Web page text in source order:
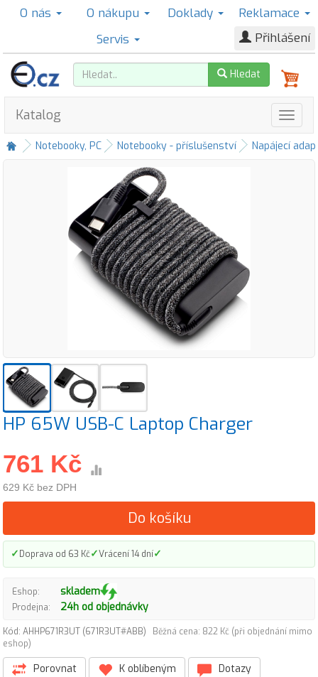
O nás O nákupu Doklady
Reklamace
Servis
Přihlášení
Hledat
Katalog
Notebooky, PC Notebooky - příslušenství Napájecí
HP 65W USB-C Laptop Charger
761 Kč
629 Kč bez DPH
Do košíku
✓Doprava od 63 Kč✓Vrácení 14 dní✓
Eshop: skladem
Prodejna: 24h od objednávky
Kód: AHHP671R3UT (671R3UT#ABB)
Běžná cena: 822 Kč (při objednání mimo
eshop)
Porovnat K oblíbeným
Dotazy